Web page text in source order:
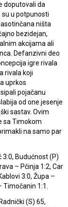
doputovali da
u potpunosti
ništa
bezidejan,
akcijama ali
Defanzivni deo
igre rivala
rivala koji
uprkos
pojačanu
od one jesenje
sastav. Ovim
sa Timokom
na samo par
3:0, Budućnost (P)
– Pčinja 1:2, Car
3:0, Župa –
1:1.
(S) 65,